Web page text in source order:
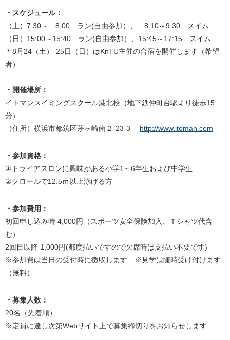
・スケジュール：
（土）7:30～ 8:00 ラン(自由参加）、 8:10～9:30 スイム
（日）15:00～15:40 ラン(自由参加）、15:45～17:15 スイム
＊8月24（土）-25日（日）はKnTU主催の合宿を開催します（希望
者）
・開催場所：
イトマンスイミングスクール港北校（地下鉄仲町台駅より徒歩15
分）
（住所）横浜市都筑区茅ヶ崎南２‐23‐3 http://www.itoman.com
・参加資格：
①トライアスロンに興味がある小学1～6年生および中学生
②クロールで12.5ｍ以上泳げる方
・参加費用：
初回申し込み時 4,000円（スポーツ安全保険加入、Ｔシャツ代含
む）
2回目以降 1,000円(都度払いですので欠席時は支払い不要です)
※参加費は当日の受付時に徴収します ※見学は随時受け付けます
（無料）
・募集人数：
20名（先着順）
※定員に達し次第Webサイト上で募集締切りをお知らせします